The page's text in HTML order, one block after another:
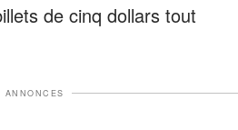
de cinq dollars tout
ANNONCES